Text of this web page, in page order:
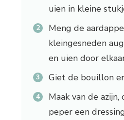
uien in kleine
Meng de
kleingesneden
en uien door
Giet de bouillon
Maak van de
peper een